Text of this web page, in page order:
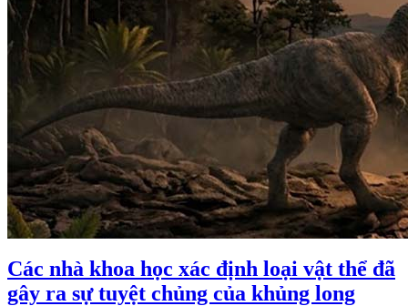
Các nhà khoa học xác định loại vật thể đã
gây ra sự tuyệt chủng của khủng long